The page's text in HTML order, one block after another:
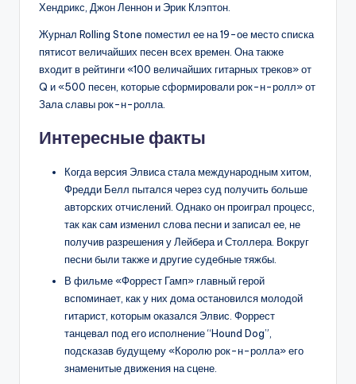
Хендрикс, Джон Леннон и Эрик Клэптон.
Журнал Rolling Stone поместил ее на 19-ое место списка
пятисот величайших песен всех времен. Она также
входит в рейтинги «100 величайших гитарных треков» от
Q и «500 песен, которые сформировали рок-н-ролл» от
Зала славы рок-н-ролла.
Интересные факты
Когда версия Элвиса стала международным хитом,
Фредди Белл пытался через суд получить больше
авторских отчислений. Однако он проиграл процесс,
так как сам изменил слова песни и записал ее, не
получив разрешения у Лейбера и Столлера. Вокруг
песни были также и другие судебные тяжбы.
В фильме «Форрест Гамп» главный герой
вспоминает, как у них дома остановился молодой
гитарист, которым оказался Элвис. Форрест
танцевал под его исполнение “Hound Dog”,
подсказав будущему «Королю рок-н-ролла» его
знаменитые движения на сцене.